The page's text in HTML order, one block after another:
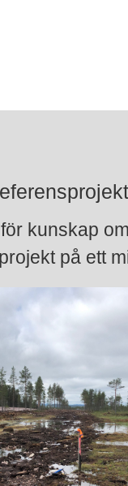
kunskap
på ett